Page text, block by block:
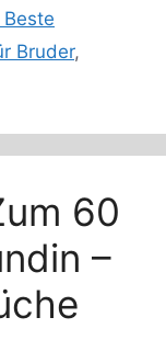
Bruder,
60
–